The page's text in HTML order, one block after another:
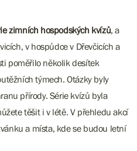
zimních hospodských kvízů, a
v hospůdce v Dřevčicích a
poměřilo několik desítek
týmech. Otázky byly
přírody. Série kvízů byla
těšit i v létě. V přehledu akcí
a místa, kde se budou letní